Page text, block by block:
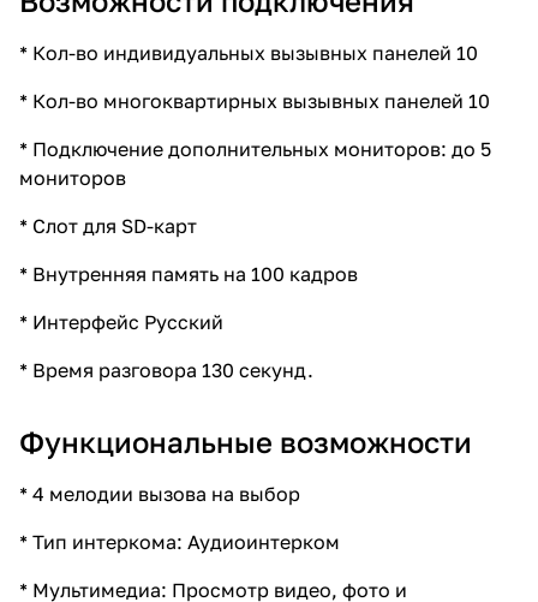
* Кол-во индивидуальных вызывных панелей 10
* Кол-во многоквартирных вызывных панелей 10
* Подключение дополнительных мониторов: до 5
мониторов
* Слот для SD-карт
* Внутренняя память на 100 кадров
* Интерфейс Русский
* Время разговора 130 секунд.
Функциональные возможности
* 4 мелодии вызова на выбор
* Тип интеркома: Аудиоинтерком
* Мультимедиа: Просмотр видео, фото и